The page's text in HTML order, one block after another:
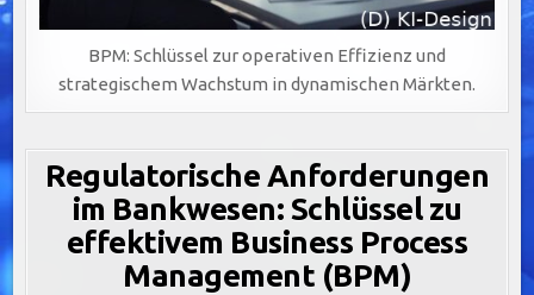
BPM: Schlüssel zur operativen Effizienz und
strategischem Wachstum in dynamischen Märkten.
Regulatorische Anforderungen
im Bankwesen: Schlüssel zu
effektivem Business Process
Management (BPM)